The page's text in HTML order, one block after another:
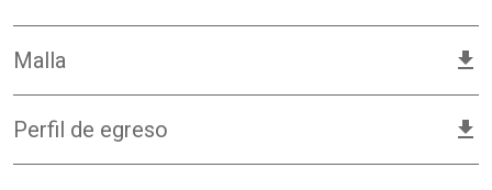
Malla download
Perfil de egreso download